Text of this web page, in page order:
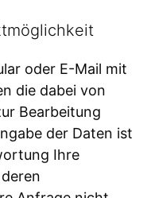
oder E-Mail mit
die dabei von
Bearbeitung
der Daten ist
Ihre